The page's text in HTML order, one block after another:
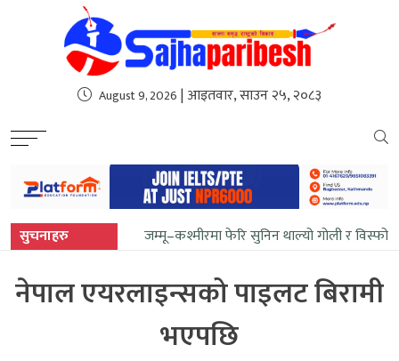
sweet bonanza
August 9, 2026 | आइतवार, साउन २५, २०८३
सुचनाहरु जम्मू–कश्मीरमा फेरि सुनिन थाल्यो गोली र
नेपाल एयरलाइन्सको पाइलट बिरामी
भएपछि